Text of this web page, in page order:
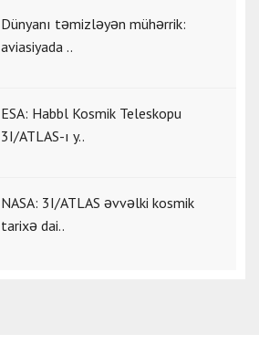
Dünyanı təmizləyən mühərrik:
aviasiyada ..
ESA: Habbl Kosmik Teleskopu
3I/ATLAS-ı y..
NASA: 3I/ATLAS əvvəlki kosmik
tarixə dai..